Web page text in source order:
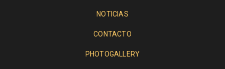
NOTICIAS
CONTACTO
PHOTOGALLERY